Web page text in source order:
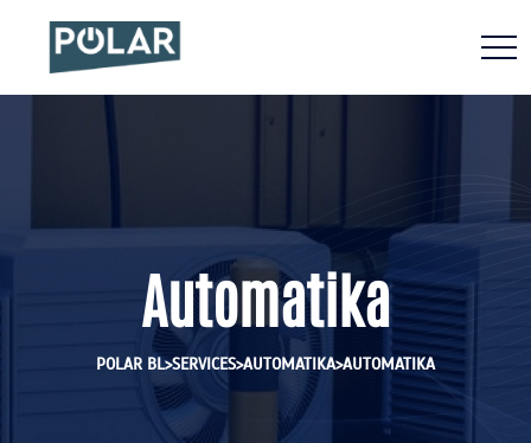
Automatika
POLAR BL>SERVICES>AUTOMATIKA>AUTOMATIKA